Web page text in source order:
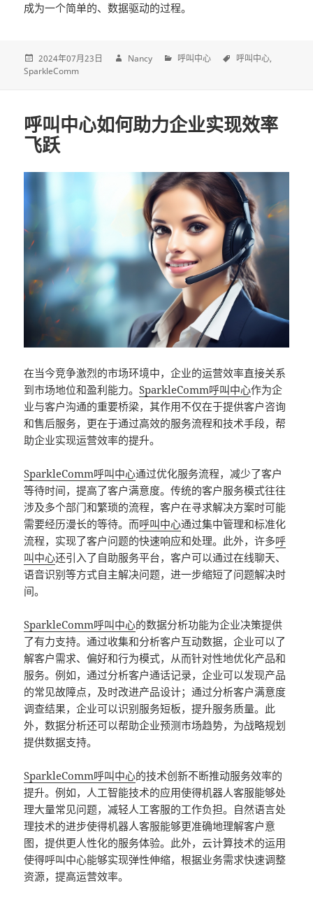
成为一个简单的、数据驱动的过程。
2024年07月23日 Nancy 呼叫中心
呼叫中心
SparkleComm
呼叫中心如何助力企业实现效率
飞跃
在当今竞争激烈的市场环境中，企业的运营效率直接关系
到市场地位和盈利能力。SparkleComm呼叫中心作为企
业与客户沟通的重要桥梁，其作用不仅在于提供客户咨询
和售后服务，更在于通过高效的服务流程和技术手段，帮
助企业实现运营效率的提升。
SparkleComm呼叫中心通过优化服务流程，减少了客户
等待时间，提高了客户满意度。传统的客户服务模式往往
涉及多个部门和繁琐的流程，客户在寻求解决方案时可能
需要经历漫长的等待。而呼叫中心通过集中管理和标准化
流程，实现了客户问题的快速响应和处理。此外，许多呼
叫中心还引入了自助服务平台，客户可以通过在线聊天、
语音识别等方式自主解决问题，进一步缩短了问题解决时
间。
SparkleComm呼叫中心的数据分析功能为企业决策提供
了有力支持。通过收集和分析客户互动数据，企业可以了
解客户需求、偏好和行为模式，从而针对性地优化产品和
服务。例如，通过分析客户通话记录，企业可以发现产品
的常见故障点，及时改进产品设计；通过分析客户满意度
调查结果，企业可以识别服务短板，提升服务质量。此
外，数据分析还可以帮助企业预测市场趋势，为战略规划
提供数据支持。
SparkleComm呼叫中心的技术创新不断推动服务效率的
提升。例如，人工智能技术的应用使得机器人客服能够处
理大量常见问题，减轻人工客服的工作负担。自然语言处
理技术的进步使得机器人客服能够更准确地理解客户意
图，提供更人性化的服务体验。此外，云计算技术的运用
使得呼叫中心能够实现弹性伸缩，根据业务需求快速调整
资源，提高运营效率。